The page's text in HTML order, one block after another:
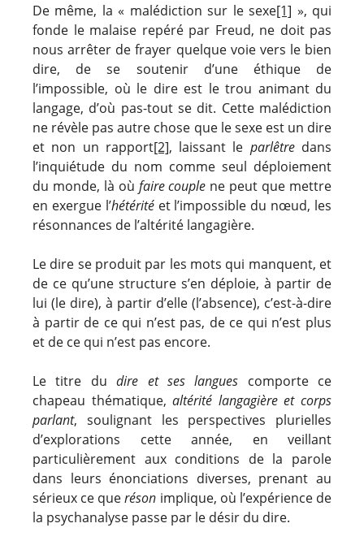
De même, la « malédiction sur le sexe[1] », qui
fonde le malaise repéré par Freud, ne doit pas
nous arrêter de frayer quelque voie vers le bien
dire, de se soutenir d’une éthique de
l’impossible, où le dire est le trou animant du
langage, d’où pas-tout se dit. Cette malédiction
ne révèle pas autre chose que le sexe est un dire
et non un rapport[2], laissant le parlêtredans
l’inquiétude du nom comme seul déploiement
du monde, là où faire couple ne peut que mettre
en exergue l’hétéritéet l’impossible du nœud, les
résonnances de l’altérité langagière.
Le dire se produit par les mots qui manquent, et
de ce qu’une structure s’en déploie, à partir de
lui (le dire), à partir d’elle (l’absence), c’est-à-dire
à partir de ce qui n’est pas, de ce qui n’est plus
et de ce qui n’est pas encore.
Le titre dudire et ses langues comporte ce
chapeau thématique,altérité langagière et corps
parlant, soulignant les perspectives plurielles
d’explorations cette année, en veillant
particulièrement aux conditions de la parole
dans leurs énonciations diverses, prenant au
sérieux ce queréson implique, où l’expérience de
la psychanalyse passe par le désir du dire.